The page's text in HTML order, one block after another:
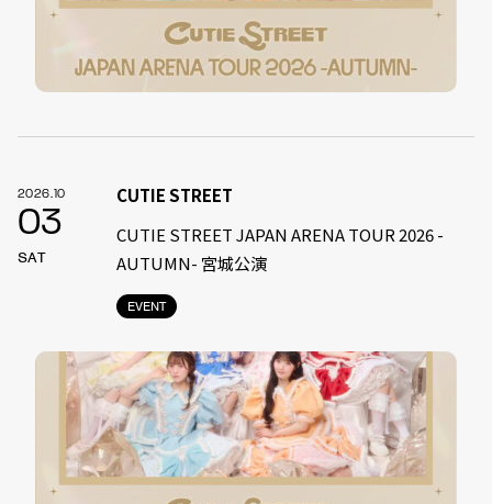
2026.10
03
SAT
EVENT
CUTIE STREET
CUTIE STREET JAPAN ARENA TOUR 2026 -
AUTUMN- 宮城公演